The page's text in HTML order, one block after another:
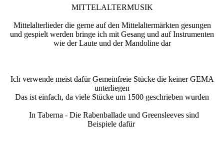
MITTELALTERMUSIK
Mittelalterlieder die gerne auf den Mittelaltermärkten gesungen
und gespielt werden bringe ich mit Gesang und auf Instrumenten
wie der Laute und der Mandoline dar
Ich verwende meist dafür Gemeinfreie Stücke die keiner GEMA
unterliegen
Das ist einfach, da viele Stücke um 1500 geschrieben wurden
In Taberna - Die Rabenballade und Greensleeves sind
Beispiele dafür